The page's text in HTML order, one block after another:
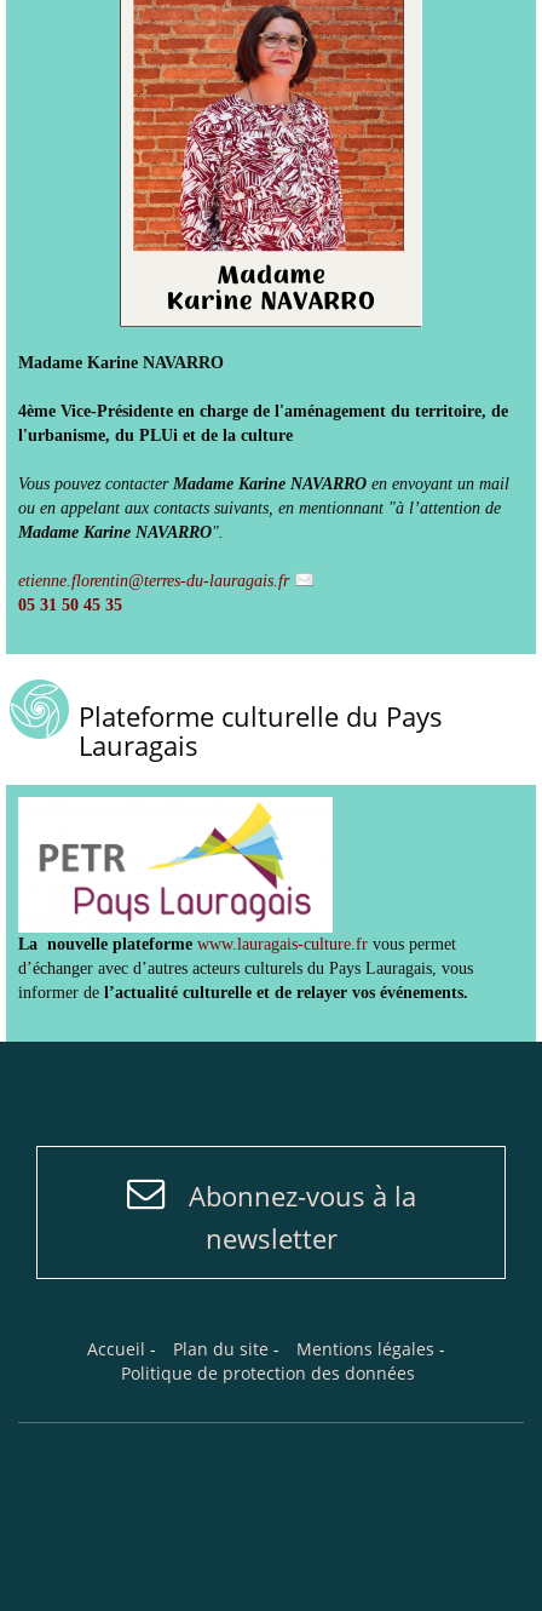
Madame Karine NAVARRO
4ème Vice-Présidente en charge de l'aménagement du territoire, de
l'urbanisme, du PLUi et de la culture
Vous pouvez contacter Madame Karine NAVARRO en envoyant un mail
ou en appelant aux contacts suivants, en mentionnant "à l’attention de
Madame Karine NAVARRO".
etienne.florentin@terres-du-lauragais.fr
05 31 50 45 35
Plateforme culturelle du Pays
Lauragais
La nouvelle plateforme www.lauragais-culture.fr vous permet
d’échanger avec d’autres acteurs culturels du Pays Lauragais, vous
informer de l’actualité culturelle et de relayer vos événements.
Abonnez-vous à la
newsletter
Accueil - Plan du site- Mentions légales -
Politique de protection des données